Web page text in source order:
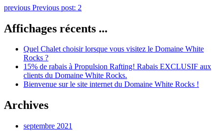
previous Previous post: 2
Affichages récents ...
Quel Chalet choisir lorsque vous visitez le Domaine White
Rocks ?
15% de rabais à Propulsion Rafting! Rabais EXCLUSIF aux
clients du Domaine White Rocks.
Bienvenue sur le site internet du Domaine White Rocks !
Archives
septembre 2021